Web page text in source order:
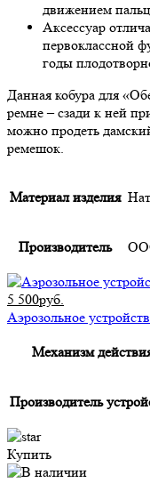
движением
Аксессуар
первоклассной
годы
Данная кобура для
ремне – сзади к ней
можно продеть
ремешок.
Материал изделия
Производитель
5 500руб.
Аэрозольное
Механизм
Производитель
Купить